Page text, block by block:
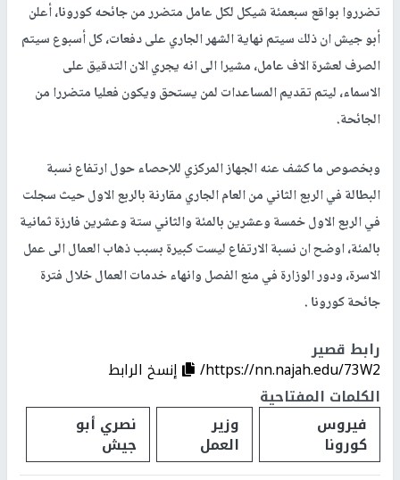
تضرروا بواقع سبعمئة شيكل لكل عامل متضرر من جائحه كورونا، أعلن
أبو جيش ان ذلك سيتم نهاية الشهر الجاري على دفعات، كل أسبوع سيتم
الصرف لعشرة الاف عامل، مشيرا الى انه يجري الان التدقيق على
الاسماء، ليتم تقديم المساعدات لمن يستحق ويكون فعليا متضررا من
الجائحة.
وبخصوص ما كشف عنه الجهاز المركزي للإحصاء حول ارتفاع نسبة
البطالة في الربع الثاني من العام الجاري مقارنة بالربع الاول حيث سجلت
في الربع الاول خمسة وعشرين بالمئة والثاني ستة وعشرين فارزة ثمانية
بالمئة، اوضح ان نسبة الارتفاع ليست كبيرة بسبب ذهاب العمال الى عمل
الاسرة، ودور الوزارة في منع الفصل وانهاء خدمات العمال خلال فترة
جائحة كورونا .
رابط قصير
https://nn.najah.edu/73W2/
إنسخ الرابط
الكلمات المفتاحية
فيروس
كورونا
وزير
العمل
نصري أبو
جيش